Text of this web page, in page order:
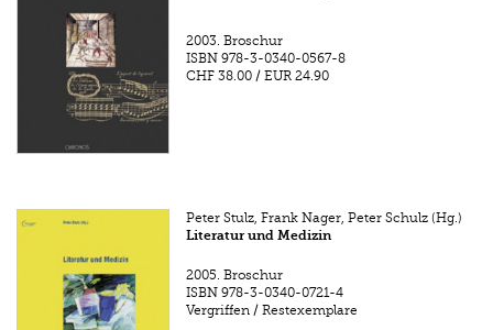
2003. Broschur
ISBN 978-3-0340-0567-8
CHF 38.00 /EUR 24.90
Peter Stulz, Frank Nager, Peter Schulz (Hg.)
Literatur und Medizin
2005. Broschur
ISBN 978-3-0340-0721-4
Vergriffen / Restexemplare